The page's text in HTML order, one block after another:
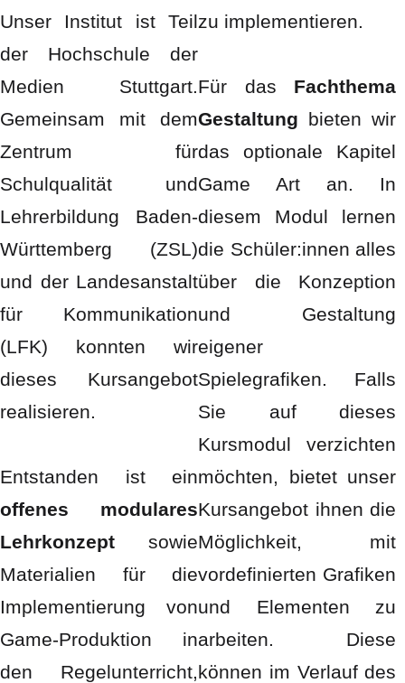
Unser Institut ist Teil
der Hochschule der
Medien Stuttgart.
Gemeinsam mit dem
Zentrum für
Schulqualität und
Lehrerbildung Baden-
Württemberg (ZSL)
und der Landesanstalt
für Kommunikation
(LFK) konnten wir
dieses Kursangebot
realisieren.
Entstanden ist ein
offenes modulares
Lehrkonzept sowie
Materialien für die
Implementierung von
Game-Produktion in
den Regelunterricht,
zu implementieren.
Für das Fachthema
Gestaltung bieten wir
das optionale Kapitel
Game Art an. In
diesem Modul lernen
die Schüler:innen alles
über die Konzeption
und Gestaltung
eigener
Spielegrafiken. Falls
Sie auf dieses
Kursmodul verzichten
möchten, bietet unser
Kursangebot ihnen die
Möglichkeit, mit
vordefinierten Grafiken
und Elementen zu
arbeiten. Diese
können im Verlauf des